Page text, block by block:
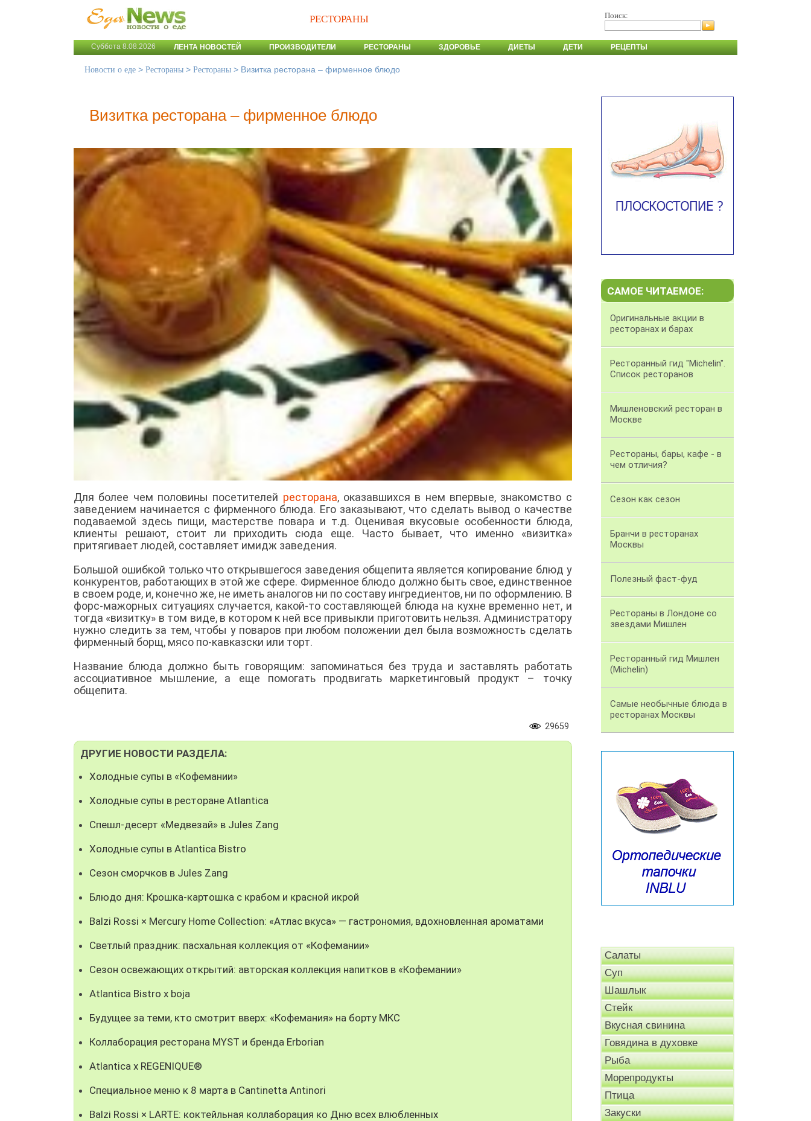
РЕСТОРАНЫ Поиск:
Суббота 8.08.2026 ЛЕНТА НОВОСТЕЙ ПРОИЗВОДИТЕЛИ РЕСТОРАНЫ ЗДОРОВЬЕ ДИЕТЫ ДЕТИ РЕЦЕПТЫ
Новости о еде > Рестораны > Рестораны > Визитка ресторана – фирменное блюдо
Визитка ресторана – фирменное блюдо
Для более чем половины посетителей ресторана, оказавшихся в нем впервые, знакомство с
заведением начинается с фирменного блюда. Его заказывают, что сделать вывод о качестве
подаваемой здесь пищи, мастерстве повара и т.д. Оценивая вкусовые особенности блюда,
клиенты решают, стоит ли приходить сюда еще. Часто бывает, что именно «визитка»
притягивает людей, составляет имидж заведения.
Большой ошибкой только что открывшегося заведения общепита является копирование блюд у
конкурентов, работающих в этой же сфере. Фирменное блюдо должно быть свое, единственное
в своем роде, и, конечно же, не иметь аналогов ни по составу ингредиентов, ни по оформлению. В
форс-мажорных ситуациях случается, какой-то составляющей блюда на кухне временно нет, и
тогда «визитку» в том виде, в котором к ней все привыкли приготовить нельзя. Администратору
нужно следить за тем, чтобы у поваров при любом положении дел была возможность сделать
фирменный борщ, мясо по-кавказски или торт.
Название блюда должно быть говорящим: запоминаться без труда и заставлять работать
ассоциативное мышление, а еще помогать продвигать маркетинговый продукт – точку
общепита.
29659
ДРУГИЕ НОВОСТИ РАЗДЕЛА:
Холодные супы в «Кофемании»
Холодные супы в ресторане Atlantica
Спешл-десерт «Медвезай» в Jules Zang
Холодные супы в Atlantica Bistro
Сезон сморчков в Jules Zang
Блюдо дня: Крошка-картошка с крабом и красной икрой
Balzi Rossi × Mercury Home Collection: «Атлас вкуса» — гастрономия, вдохновленная ароматами
Светлый праздник: пасхальная коллекция от «Кофемании»
Сезон освежающих открытий: авторская коллекция напитков в «Кофемании»
Atlantica Bistro x boja
Будущее за теми, кто смотрит вверх: «Кофемания» на борту МКС
Коллаборация ресторана MYST и бренда Erborian
Atlantica x REGENIQUE®
Специальное меню к 8 марта в Cantinetta Antinori
Balzi Rossi × LARTE: коктейльная коллаборация ко Дню всех влюбленных
САМОЕ ЧИТАЕМОЕ:
Оригинальные акции в
ресторанах и барах
Ресторанный гид "Michelin".
Список ресторанов
Мишленовский ресторан в
Москве
Рестораны, бары, кафе - в
чем отличия?
Сезон как сезон
Бранчи в ресторанах
Москвы
Полезный фаст-фуд
Рестораны в Лондоне со
звездами Мишлен
Ресторанный гид Мишлен
(Michelin)
Самые необычные блюда в
ресторанах Москвы
Салаты
Суп
Шашлык
Стейк
Вкусная свинина
Говядина в духовке
Рыба
Морепродукты
Птица
Закуски